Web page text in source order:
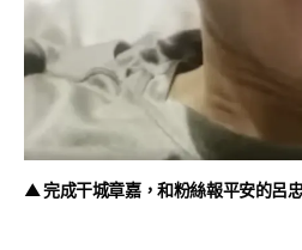
▲ 完成干城章嘉，和粉絲報平安的呂